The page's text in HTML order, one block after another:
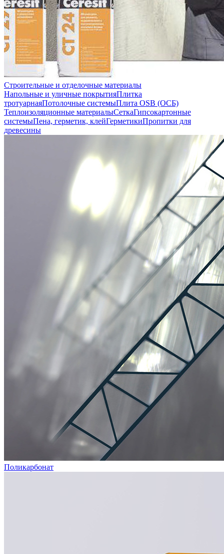
Строительные и отделочные материалы
Напольные и уличные покрытияПлитка
тротуарнаяПотолочные системыПлита OSB (ОСБ)
Теплоизоляционные материалыСеткаГипсокартонные
системыПена, герметик, клейГерметикиПропитки для
древесины
Поликарбонат